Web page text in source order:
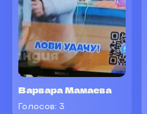
Варвара Мамаева
Голосов: 3